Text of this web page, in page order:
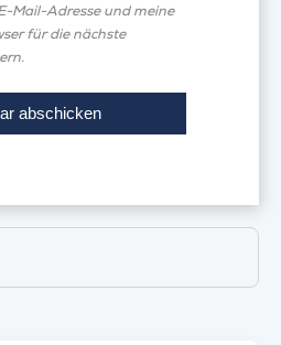
Mail-Adresse und meine
für die nächste